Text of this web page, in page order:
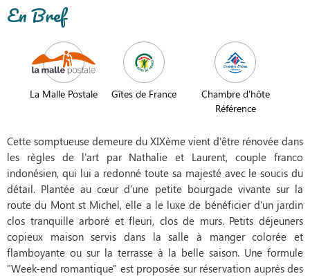
En Bref
La Malle Postale Gîtes de France
Chambre d'hôte
Référence
Cette somptueuse demeure du XIXème vient d'être rénovée dans
les règles de l'art par Nathalie et Laurent, couple franco
indonésien, qui lui a redonné toute sa majesté avec le soucis du
détail. Plantée au cœur d'une petite bourgade vivante sur la
route du Mont st Michel, elle a le luxe de bénéficier d'un jardin
clos tranquille arboré et fleuri, clos de murs. Petits déjeuners
copieux maison servis dans la salle à manger colorée et
flamboyante ou sur la terrasse à la belle saison. Une formule
"Week-end romantique" est proposée sur réservation auprès des